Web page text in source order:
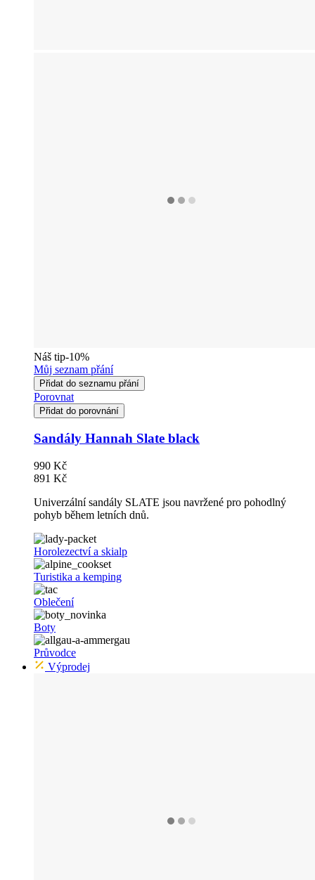
Náš tip-10%
Můj seznam přání
Přidat do seznamu přání
Porovnat
Přidat do porovnání
Sandály Hannah Slate black
990 Kč
891 Kč
Univerzální sandály SLATE jsou navržené pro pohodlný
pohyb během letních dnů.
Horolezectví a skialp
Turistika a kemping
Oblečení
Boty
Průvodce
Výprodej